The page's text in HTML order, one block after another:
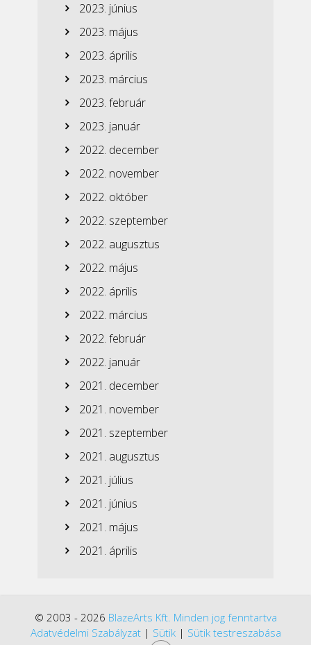
2023. június
2023. május
2023. április
2023. március
2023. február
2023. január
2022. december
2022. november
2022. október
2022. szeptember
2022. augusztus
2022. május
2022. április
2022. március
2022. február
2022. január
2021. december
2021. november
2021. szeptember
2021. augusztus
2021. július
2021. június
2021. május
2021. április
© 2003 - 2026 BlazeArts Kft. Minden jog fenntartva
Adatvédelmi Szabályzat| Sütik| Sütik testreszabása